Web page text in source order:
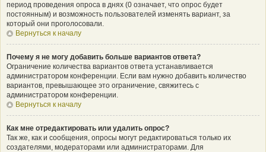
период проведения опроса в днях (0 означает, что опрос будет
постоянным) и возможность пользователей изменять вариант, за
который они проголосовали.
Вернуться к началу
Почему я не могу добавить больше вариантов ответа?
Ограничение количества вариантов ответа устанавливается
администратором конференции. Если вам нужно добавить количество
вариантов, превышающее это ограничение, свяжитесь с
администратором конференции.
Вернуться к началу
Как мне отредактировать или удалить опрос?
Так же, как и сообщения, опросы могут редактироваться только их
создателями, модераторами или администраторами. Для